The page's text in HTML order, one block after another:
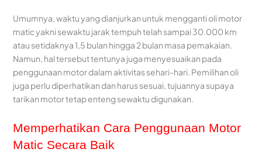
Umumnya, waktu yang dianjurkan untuk mengganti oli motor
matic yakni sewaktu jarak tempuh telah sampai 30.000 km
atau setidaknya 1,5 bulan hingga 2 bulan masa pemakaian.
Namun, hal tersebut tentunya juga menyesuaikan pada
penggunaan motor dalam aktivitas sehari-hari. Pemilihan oli
juga perlu diperhatikan dan harus sesuai, tujuannya supaya
tarikan motor tetap enteng sewaktu digunakan.
Memperhatikan Cara Penggunaan Motor
Matic Secara Baik